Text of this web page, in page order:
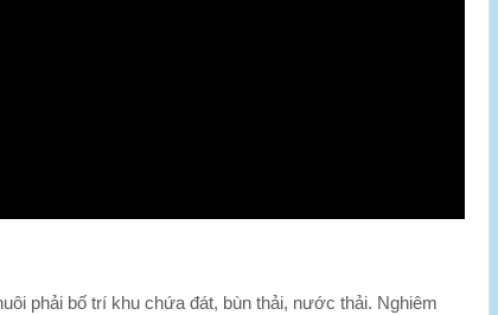
phải bố trí khu chứa đát, bùn thải, nước thải. Nghiêm